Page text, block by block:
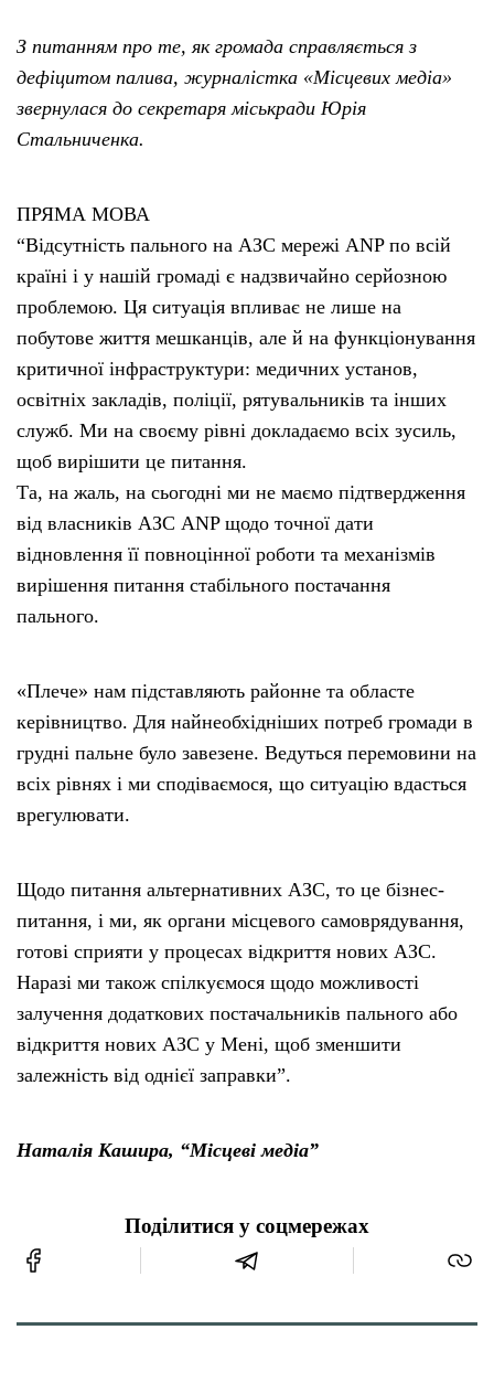
З питанням про те, як громада справляється з
дефіцитом палива, журналістка «Місцевих медіа»
звернулася до секретаря міськради Юрія
Стальниченка.
ПРЯМА МОВА
“Відсутність пального на АЗС мережі ANP по всій
країні і у нашій громаді є надзвичайно серйозною
проблемою. Ця ситуація впливає не лише на
побутове життя мешканців, але й на функціонування
критичної інфраструктури: медичних установ,
освітніх закладів, поліції, рятувальників та інших
служб. Ми на своєму рівні докладаємо всіх зусиль,
щоб вирішити це питання.
Та, на жаль, на сьогодні ми не маємо підтвердження
від власників АЗС ANP щодо точної дати
відновлення її повноцінної роботи та механізмів
вирішення питання стабільного постачання
пального.
«Плече» нам підставляють районне та областе
керівництво. Для найнеобхідніших потреб громади в
грудні пальне було завезене. Ведуться перемовини на
всіх рівнях і ми сподіваємося, що ситуацію вдасться
врегулювати.
Щодо питання альтернативних АЗС, то це бізнес-
питання, і ми, як органи місцевого самоврядування,
готові сприяти у процесах відкриття нових АЗС.
Наразі ми також спілкуємося щодо можливості
залучення додаткових постачальників пального або
відкриття нових АЗС у Мені, щоб зменшити
залежність від однієї заправки”.
Наталія Кашира, “Місцеві медіа”
Поділитися у соцмережах